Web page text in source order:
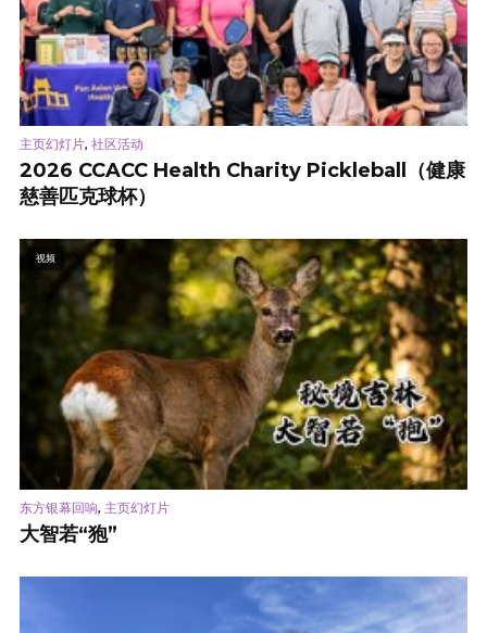
主页幻灯片, 社区活动
2026 CCACC Health Charity Pickleball（健康
慈善匹克球杯）
视频
东方银幕回响, 主页幻灯片
大智若“狍”